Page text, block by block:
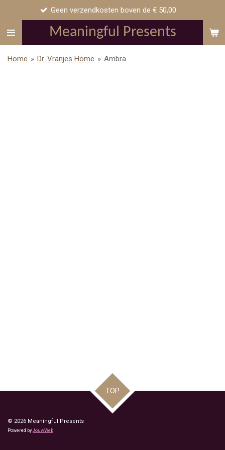
naar
hoofdinhoud
Meaningful Presents
Geen verzendkosten boven de € 50,00.
Home » Dr. Vranjes Home » Ambra
TOP
© 2026 Meaningful Presents
Powered by JouwWeb